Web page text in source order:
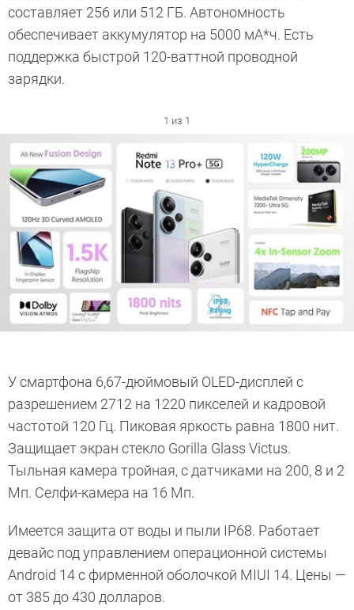
составляет 256 или 512 ГБ. Автономность
обеспечивает аккумулятор на 5000 мА*ч. Есть
поддержка быстрой 120-ваттной проводной
зарядки.
1 из 1
У смартфона 6,67-дюймовый OLED-дисплей с
разрешением 2712 на 1220 пикселей и кадровой
частотой 120 Гц. Пиковая яркость равна 1800 нит.
Защищает экран стекло Gorilla Glass Victus.
Тыльная камера тройная, с датчиками на 200, 8 и 2
Мп. Селфи-камера на 16 Мп.
Имеется защита от воды и пыли IP68. Работает
девайс под управлением операционной системы
Android 14 с фирменной оболочкой MIUI 14. Цены —
от 385 до 430 долларов.